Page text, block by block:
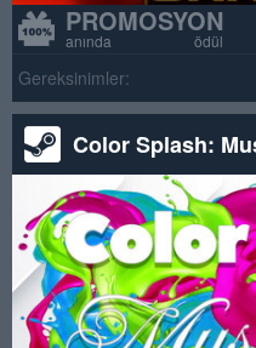
PROMOSYON
anında ödül
Gereksinimler:
Color Splash: